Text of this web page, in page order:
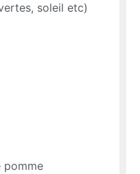
soleil etc)
pomme